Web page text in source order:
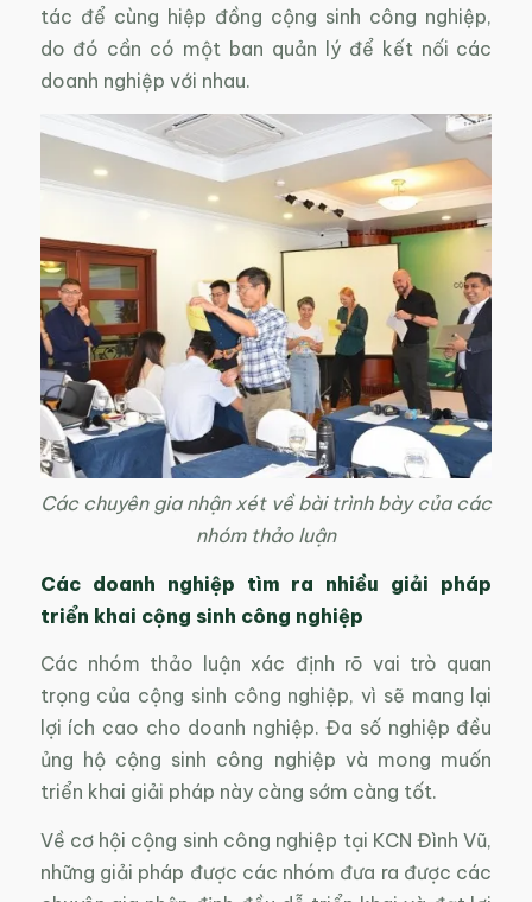
tác để cùng hiệp đồng cộng sinh công nghiệp,
do đó cần có một ban quản lý để kết nối các
doanh nghiệp với nhau.
Các chuyên gia nhận xét về bài trình bày của các
nhóm thảo luận
Các doanh nghiệp tìm ra nhiều giải pháp
triển khai cộng sinh công nghiệp
Các nhóm thảo luận xác định rõ vai trò quan
trọng của cộng sinh công nghiệp, vì sẽ mang lại
lợi ích cao cho doanh nghiệp. Đa số nghiệp đều
ủng hộ cộng sinh công nghiệp và mong muốn
triển khai giải pháp này càng sớm càng tốt.
Về cơ hội cộng sinh công nghiệp tại KCN Đình Vũ,
những giải pháp được các nhóm đưa ra được các